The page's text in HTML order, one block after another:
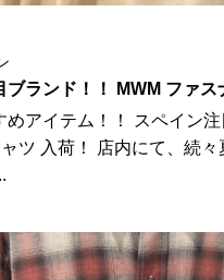
ブランド！！ MWM ファス
めアイテム！！ スペイン
ツ 入荷！ 店内にて、続々